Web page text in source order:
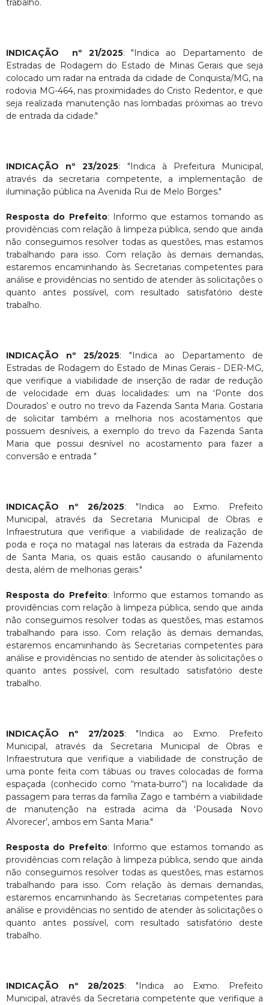
trabalho.
INDICAÇÃO nº 21/2025: "Indica ao Departamento de
Estradas de Rodagem do Estado de Minas Gerais que seja
colocado um radar na entrada da cidade de Conquista/MG, na
rodovia MG-464, nas proximidades do Cristo Redentor, e que
seja realizada manutenção nas lombadas próximas ao trevo
de entrada da cidade."
INDICAÇÃO nº 23/2025: "Indica à Prefeitura Municipal,
através da secretaria competente, a implementação de
iluminação pública na Avenida Rui de Melo Borges."
Resposta do Prefeito: Informo que estamos tomando as
providências com relação à limpeza pública, sendo que ainda
não conseguimos resolver todas as questões, mas estamos
trabalhando para isso. Com relação às demais demandas,
estaremos encaminhando às Secretarias competentes para
análise e providências no sentido de atender às solicitações o
quanto antes possível, com resultado satisfatório deste
trabalho.
INDICAÇÃO nº 25/2025: "Indica ao Departamento de
Estradas de Rodagem do Estado de Minas Gerais - DER-MG,
que verifique a viabilidade de inserção de radar de redução
de velocidade em duas localidades: um na ‘Ponte dos
Dourados’ e outro no trevo da Fazenda Santa Maria. Gostaria
de solicitar também a melhoria nos acostamentos que
possuem desníveis, a exemplo do trevo da Fazenda Santa
Maria que possui desnível no acostamento para fazer a
conversão e entrada "
INDICAÇÃO nº 26/2025: "Indica ao Exmo. Prefeito
Municipal, através da Secretaria Municipal de Obras e
Infraestrutura que verifique a viabilidade de realização de
poda e roça no matagal nas laterais da estrada da Fazenda
de Santa Maria, os quais estão causando o afunilamento
desta, além de melhorias gerais."
Resposta do Prefeito: Informo que estamos tomando as
providências com relação à limpeza pública, sendo que ainda
não conseguimos resolver todas as questões, mas estamos
trabalhando para isso. Com relação às demais demandas,
estaremos encaminhando às Secretarias competentes para
análise e providências no sentido de atender às solicitações o
quanto antes possível, com resultado satisfatório deste
trabalho.
INDICAÇÃO nº 27/2025: "Indica ao Exmo. Prefeito
Municipal, através da Secretaria Municipal de Obras e
Infraestrutura que verifique a viabilidade de construção de
uma ponte feita com tábuas ou traves colocadas de forma
espaçada (conhecido como “mata-burro”) na localidade da
passagem para terras da família Zago e também a viabilidade
de manutenção na estrada acima da ‘Pousada Novo
Alvorecer’, ambos em Santa Maria."
Resposta do Prefeito: Informo que estamos tomando as
providências com relação à limpeza pública, sendo que ainda
não conseguimos resolver todas as questões, mas estamos
trabalhando para isso. Com relação às demais demandas,
estaremos encaminhando às Secretarias competentes para
análise e providências no sentido de atender às solicitações o
quanto antes possível, com resultado satisfatório deste
trabalho.
INDICAÇÃO nº 28/2025: "Indica ao Exmo. Prefeito
Municipal, através da Secretaria competente que verifique a